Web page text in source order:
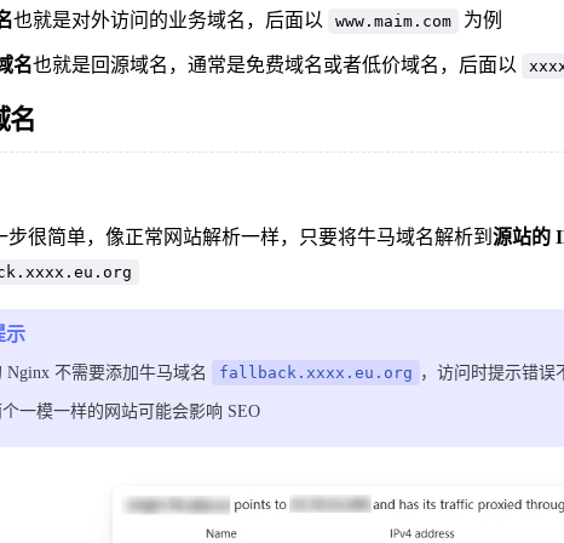
也就是对外访问的业务域名，后面以 www.maim.com 为例
名也就是回源域名，通常是免费域名或者低价域名，后面以
名
步很简单，像正常网站解析一样，只要将牛马域名解析到 源站的
示
Nginx 不需要添加牛马域名 fallback.xxxx.eu.org ，访问时提示错误
一模一样的网站可能会影响 SEO